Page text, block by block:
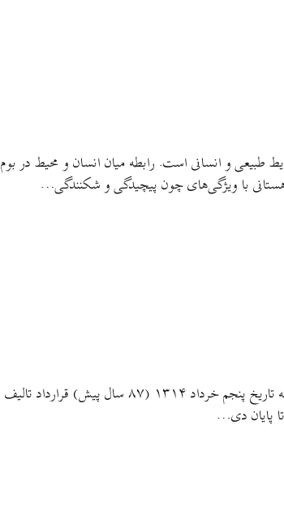
و انسانی است. رابطه میان انسان و محیط در
با ویژگی‌های چون پیچیدگی و شکنندگی…
شاید این چند برگ که تصویر آن را در اینجا آورده‌ام، نخستین فرهنگ
پایان دی…